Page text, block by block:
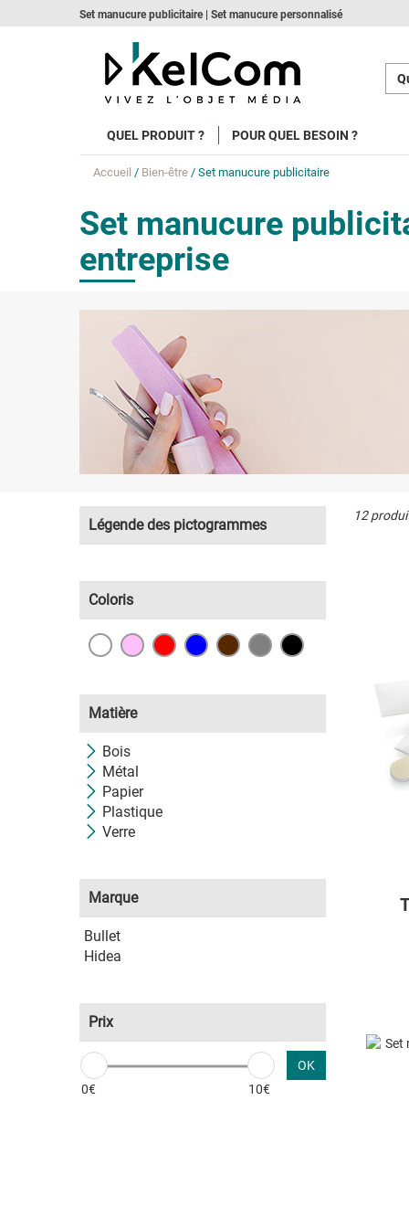
Set manucure publicitaire | Set manucure personnalisé
QUEL PRODUIT ? POUR QUEL BESOIN ?
Accueil / Bien-être / Set manucure publicitaire
Set manucure
entreprise
Légende des pictogrammes
Coloris
Matière
Bois
Métal
Papier
Plastique
Verre
Marque
Bullet
Hidea
Prix
0€ 10€
OK
12